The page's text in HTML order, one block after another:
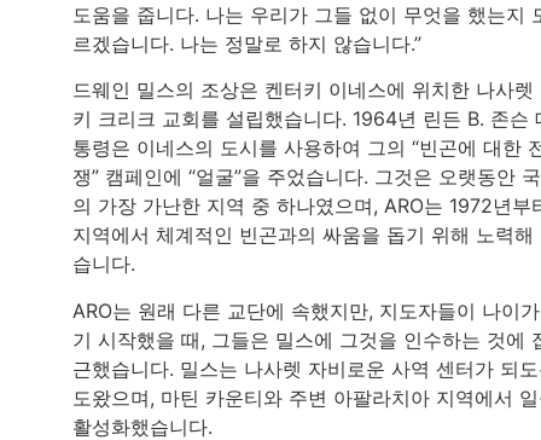
도움을 줍니다. 나는 우리가 그들 없이 무엇을 했는지
르겠습니다. 나는 정말로 하지 않습니다.”
드웨인 밀스의 조상은 켄터키 이네스에 위치한 나사렛
키 크리크 교회를 설립했습니다. 1964년 린든 B. 존슨
통령은 이네스의 도시를 사용하여 그의 “빈곤에 대한
쟁” 캠페인에 “얼굴”을 주었습니다. 그것은 오랫동안
의 가장 가난한 지역 중 하나였으며, ARO는 1972년부
지역에서 체계적인 빈곤과의 싸움을 돕기 위해 노력해
습니다.
ARO는 원래 다른 교단에 속했지만, 지도자들이 나이
기 시작했을 때, 그들은 밀스에 그것을 인수하는 것에
근했습니다. 밀스는 나사렛 자비로운 사역 센터가 되
도왔으며, 마틴 카운티와 주변 아팔라치아 지역에서
활성화했습니다.